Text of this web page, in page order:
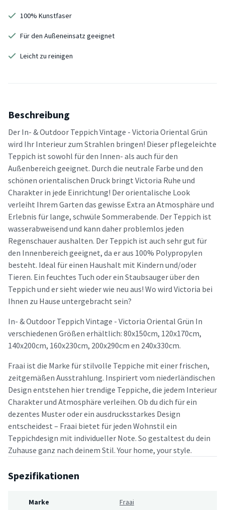
100% Kunstfaser
Für den Außeneinsatz geeignet
Leicht zu reinigen
Beschreibung
Der In- & Outdoor Teppich Vintage - Victoria Oriental Grün
wird Ihr Interieur zum Strahlen bringen! Dieser pflegeleichte
Teppich ist sowohl für den Innen- als auch für den
Außenbereich geeignet. Durch die neutrale Farbe und den
schönen orientalischen Druck bringt Victoria Ruhe und
Charakter in jede Einrichtung! Der orientalische Look
verleiht Ihrem Garten das gewisse Extra an Atmosphäre und
Erlebnis für lange, schwüle Sommerabende. Der Teppich ist
wasserabweisend und kann daher problemlos jeden
Regenschauer aushalten. Der Teppich ist auch sehr gut für
den Innenbereich geeignet, da er aus 100% Polypropylen
besteht. Ideal für einen Haushalt mit Kindern und/oder
Tieren. Ein feuchtes Tuch oder ein Staubsauger über den
Teppich und er sieht wieder wie neu aus! Wo wird Victoria bei
Ihnen zu Hause untergebracht sein?
In- & Outdoor Teppich Vintage - Victoria Oriental Grün In
verschiedenen Größen erhältlich: 80x150cm, 120x170cm,
140x200cm, 160x230cm, 200x290cm en 240x330cm.
Fraai ist die Marke für stilvolle Teppiche mit einer frischen,
zeitgemäßen Ausstrahlung. Inspiriert vom niederländischen
Design entstehen hier trendige Teppiche, die jedem Interieur
Charakter und Atmosphäre verleihen. Ob du dich für ein
dezentes Muster oder ein ausdrucksstarkes Design
entscheidest – Fraai bietet für jeden Wohnstil ein
Teppichdesign mit individueller Note. So gestaltest du dein
Zuhause ganz nach deinem Stil. Your home, your style.
Spezifikationen
Marke Fraai